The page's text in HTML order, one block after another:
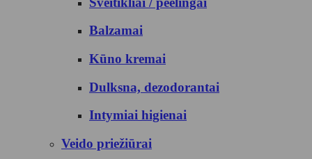
Balzamai
Kūno kremai
Dulksna, dezodorantai
Intymiai higienai
Veido priežiūrai